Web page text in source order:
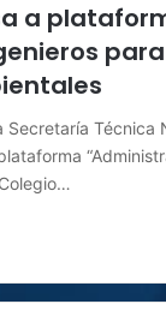
a
Secretaría Técnica